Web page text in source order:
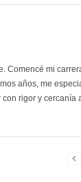
Comencé mi
años, me
rigor y cercanía